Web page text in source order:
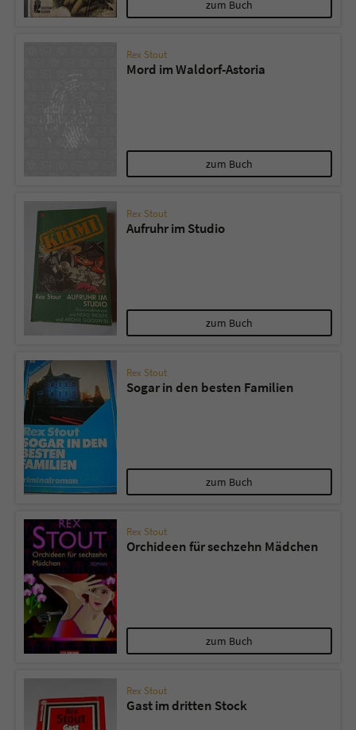
zum Buch
Rex Stout
Mord im Waldorf-Astoria
zum Buch
Rex Stout
Aufruhr im Studio
zum Buch
Rex Stout
Sogar in den besten Familien
zum Buch
Rex Stout
Orchideen für sechzehn Mädchen
zum Buch
Rex Stout
Gast im dritten Stock